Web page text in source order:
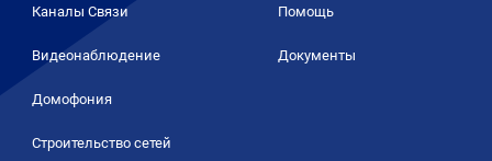
Каналы Связи
Видеонаблюдение
Домофония
Строительство сетей
Помощь
Документы